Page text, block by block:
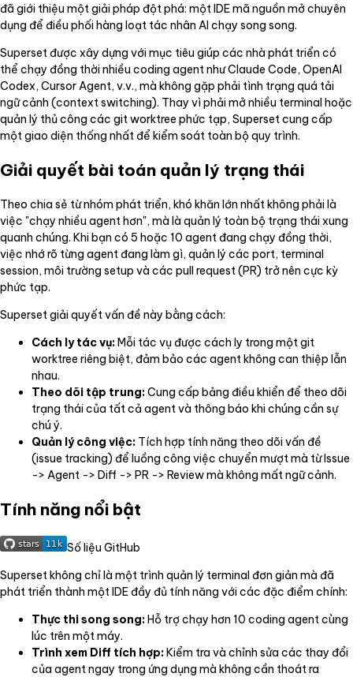
đã giới thiệu một giải pháp đột phá: một IDE mã nguồn mở chuyên
dụng để điều phối hàng loạt tác nhân AI chạy song song.
Superset được xây dựng với mục tiêu giúp các nhà phát triển có
thể chạy đồng thời nhiều coding agent như Claude Code, OpenAI
Codex, Cursor Agent, v.v., mà không gặp phải tình trạng quá tải
ngữ cảnh (context switching). Thay vì phải mở nhiều terminal hoặc
quản lý thủ công các git worktree phức tạp, Superset cung cấp
một giao diện thống nhất để kiểm soát toàn bộ quy trình.
Giải quyết bài toán quản lý trạng thái
Theo chia sẻ từ nhóm phát triển, khó khăn lớn nhất không phải là
việc "chạy nhiều agent hơn", mà là quản lý toàn bộ trạng thái xung
quanh chúng. Khi bạn có 5 hoặc 10 agent đang chạy đồng thời,
việc nhớ rõ từng agent đang làm gì, quản lý các port, terminal
session, môi trường setup và các pull request (PR) trở nên cực kỳ
phức tạp.
Superset giải quyết vấn đề này bằng cách:
Cách ly tác vụ:Mỗi tác vụ được cách ly trong một git
worktree riêng biệt, đảm bảo các agent không can thiệp lẫn
nhau.
Theo dõi tập trung:Cung cấp bảng điều khiển để theo dõi
trạng thái của tất cả agent và thông báo khi chúng cần sự
chú ý.
Quản lý công việc: Tích hợp tính năng theo dõi vấn đề
(issue tracking) để luồng công việc chuyển mượt mà từ Issue
-> Agent -> Diff -> PR -> Review mà không mất ngữ cảnh.
Tính năng nổi bật
Số liệu GitHub
Superset không chỉ là một trình quản lý terminal đơn giản mà đã
phát triển thành một IDE đầy đủ tính năng với các đặc điểm chính:
Thực thi song song:Hỗ trợ chạy hơn 10 coding agent cùng
lúc trên một máy.
Trình xem Diff tích hợp:Kiểm tra và chỉnh sửa các thay đổi
của agent ngay trong ứng dụng mà không cần thoát ra